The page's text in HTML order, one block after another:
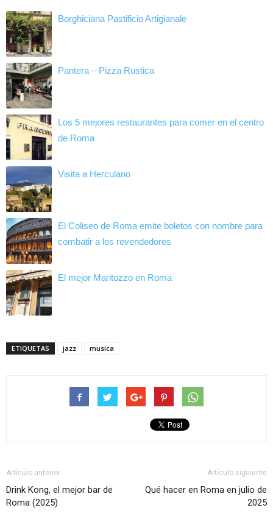
Borghiciana Pastificio Artigianale
Pantera – Pizza Rustica
Los 5 mejores restaurantes para comer en el centro
de Roma
Visita a Herculano
El Coliseo de Roma emite boletos con nombre para
combatir a los revendedores
El mejor Maritozzo en Roma
ETIQUETAS jazz musica
Artículo anterior
Drink Kong, el mejor bar de
Roma (2025)
Artículo siguiente
Qué hacer en Roma en julio de
2025